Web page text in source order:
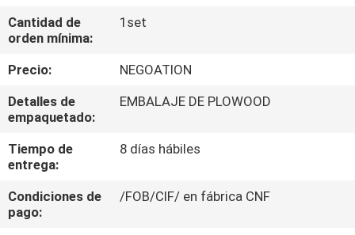
DE
CALIDAD
CONTACTA
CON
NOSOTROS
Cantidad de
orden mínima:
1set
Precio:
NEGOATION
Detalles de
empaquetado:
EMBALAJE DE PLOWOOD
Tiempo de
entrega:
8 días hábiles
Condiciones de
pago:
/FOB/CIF/ en fábrica CNF